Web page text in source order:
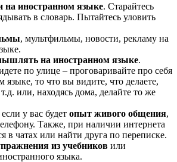
на иностранном языке. Старайтесь
в словарь. Пытайтесь уловить
, мультфильмы, новости, рекламу на
на иностранном языке.
по улице – проговаривайте про себя
языке, то что вы видите, что делаете,
или, находясь дома, делайте то же
у вас будет опыт живого общения,
Также, при наличии интернета
в чатах или найти друга по переписке.
из учебников или
языка.